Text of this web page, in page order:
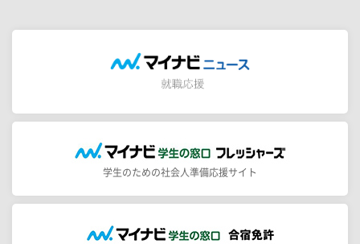
学生のための社会人準備応援サイト